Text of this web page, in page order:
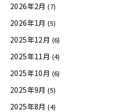
2026年2月 (7)
2026年1月 (5)
2025年12月 (6)
2025年11月 (4)
2025年10月 (6)
2025年9月 (5)
2025年8月 (4)